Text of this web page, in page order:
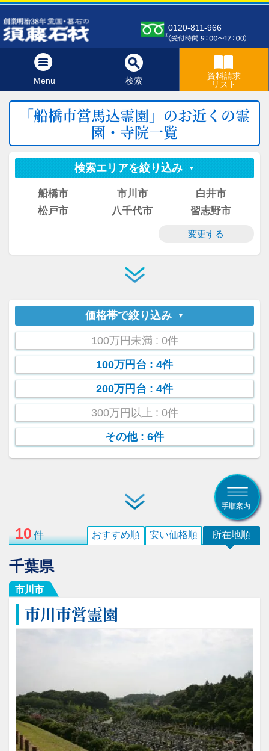
0120-811-966
Menu 検索
資料請求
リスト
「船橋市営馬込霊園」のお近くの霊
園・寺院一覧
検索エリアを絞り込み
船橋市 市川市
白井市
松戸市
八千代市 習志野市
変更する
価格帯で絞り込み
100万円未満 : 0件
100万円台 : 4件
200万円台 : 4件
300万円以上 : 0件
その他 : 6件
手順案内
10件 所在地順
安い価格順
おすすめ順
千葉県
市川市
市川市営霊園